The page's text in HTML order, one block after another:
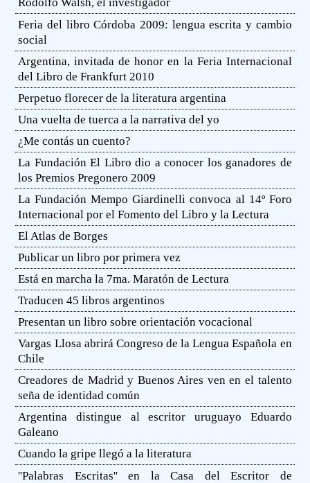
Rodolfo Walsh, el investigador
Feria del libro Córdoba 2009: lengua escrita y cambio
social
Argentina, invitada de honor en la Feria Internacional
del Libro de Frankfurt 2010
Perpetuo florecer de la literatura argentina
Una vuelta de tuerca a la narrativa del yo
¿Me contás un cuento?
La Fundación El Libro dio a conocer los ganadores de
los Premios Pregonero 2009
La Fundación Mempo Giardinelli convoca al 14º Foro
Internacional por el Fomento del Libro y la Lectura
El Atlas de Borges
Publicar un libro por primera vez
Está en marcha la 7ma. Maratón de Lectura
Traducen 45 libros argentinos
Presentan un libro sobre orientación vocacional
Vargas Llosa abrirá Congreso de la Lengua Española en
Chile
Creadores de Madrid y Buenos Aires ven en el talento
seña de identidad común
Argentina distingue al escritor uruguayo Eduardo
Galeano
Cuando la gripe llegó a la literatura
''Palabras Escritas'' en la Casa del Escritor de